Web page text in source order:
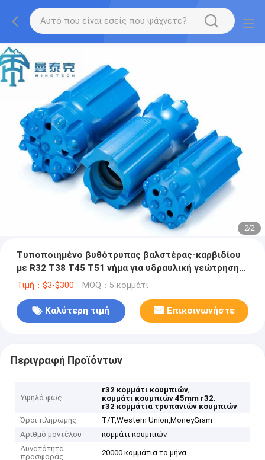
2/2
Τυποποιημένο βυθότρυπας βαλστέρας-καρβιδίου
με R32 T38 T45 T51 νήμα για υδραυλική γεώτρηση
Jumbo σε βαλλιστικό σφαιρικό ημιβαλλιστικό
Τιμή：$3-$300 MOQ：5 κομμάτι
Καλύτερη τιμή Επικοινωνήστε
Περιγραφή Προϊόντων
Υψηλό φως
r32 κομμάτι κουμπιών,
κομμάτι κουμπιών 45mm r32,
r32 κομμάτια τρυπανιών κουμπιών
Όροι πληρωμής
T/T,Western Union,MoneyGram
Αριθμό μοντέλου
κομμάτι κουμπιών
Δυνατότητα
προσφοράς
20000 κομμάτια το μήνα